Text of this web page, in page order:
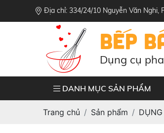
Địa chỉ: 334/24/10 Nguyễn Văn Nghi,
BẾP
Dụng cụ
DANH MỤC SẢN PHẨM
Trang chủ Sản phẩm